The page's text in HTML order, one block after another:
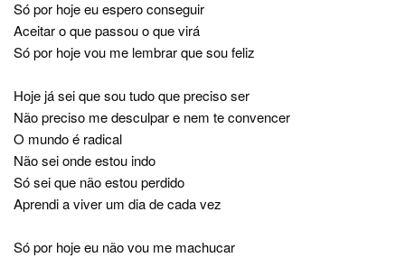
Só por hoje eu espero conseguir
Aceitar o que passou o que virá
Só por hoje vou me lembrar que sou feliz
Hoje já sei que sou tudo que preciso ser
Não preciso me desculpar e nem te convencer
O mundo é radical
Não sei onde estou indo
Só sei que não estou perdido
Aprendi a viver um dia de cada vez
Só por hoje eu não vou me machucar